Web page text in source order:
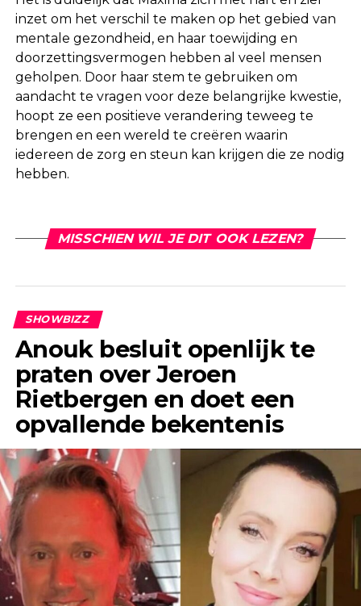
inzet om het verschil te maken op het gebied van
mentale gezondheid, en haar toewijding en
doorzettingsvermogen hebben al veel mensen
geholpen. Door haar stem te gebruiken om
aandacht te vragen voor deze belangrijke kwestie,
hoopt ze een positieve verandering teweeg te
brengen en een wereld te creëren waarin
iedereen de zorg en steun kan krijgen die ze nodig
hebben.
MISSCHIEN WIL JE DIT OOK LEZEN?
SHOWBIZZ
Anouk besluit openlijk te
praten over Jeroen
Rietbergen en doet een
opvallende bekentenis